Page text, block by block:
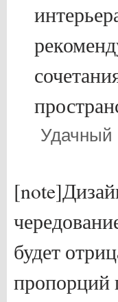
Удачный
будет
пропорций